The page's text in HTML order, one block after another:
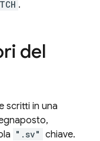
.
del
scritti in una
".sv" chiave.